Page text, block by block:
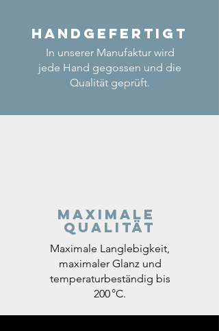
Handgefertigt
In unserer Manufaktur wird
jede Hand gegossen und die
Qualität geprüft.
Maximale
Qualität
Maximale Langlebigkeit,
maximaler Glanz und
temperaturbeständig bis
200 °C.